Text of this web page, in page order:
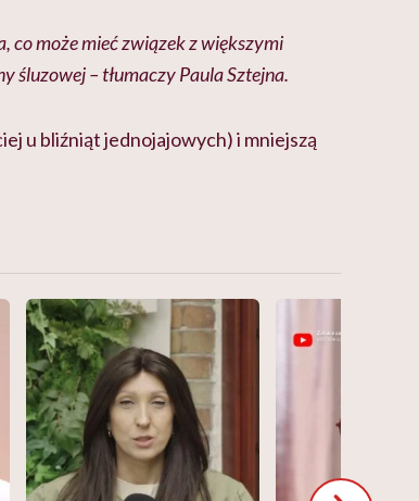
co może mieć związek z większymi
śluzowej – tłumaczy Paula Sztejna.
u bliźniąt jednojajowych) i mniejszą